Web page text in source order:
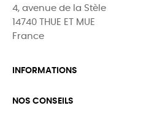
4, avenue de la Stèle
14740 THUE ET MUE
France
INFORMATIONS
NOS CONSEILS